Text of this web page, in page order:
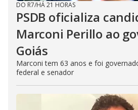
DO R7/HÁ 21 HORAS
PSDB oficializa
Marconi Perillo ao
Goiás
Marconi tem 63 anos e foi
federal e senador